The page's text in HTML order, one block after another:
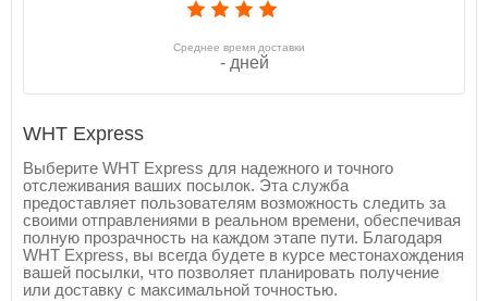
Среднее время доставки
- дней
WHT Express
Выберите WHT Express для надежного и точного
отслеживания ваших посылок. Эта служба
предоставляет пользователям возможность следить за
своими отправлениями в реальном времени, обеспечивая
полную прозрачность на каждом этапе пути. Благодаря
WHT Express, вы всегда будете в курсе местонахождения
вашей посылки, что позволяет планировать получение
или доставку с максимальной точностью.